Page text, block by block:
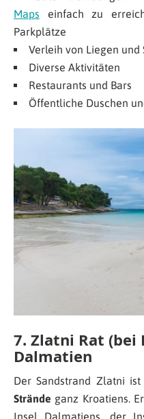
Maps einfach zu
Parkplätze
Verleih von Liegen und
Diverse Aktivitäten
Restaurants und Bars
Öffentliche Duschen
7. Zlatni Rat (bei
Dalmatien
Der Sandstrand Zlatni
Strände ganz Kroatiens.
Insel Dalmatiens, der